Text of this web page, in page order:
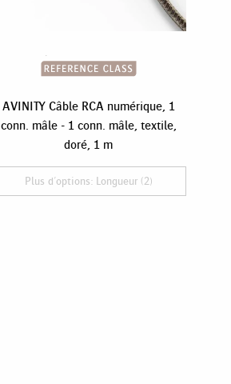
AVINITY Câble RCA numérique, 1
conn. mâle - 1 conn. mâle, textile,
doré, 1 m
Plus d'options: Longueur (2)